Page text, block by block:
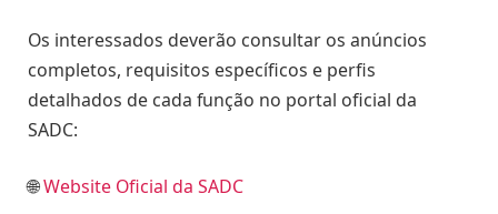
Os interessados deverão consultar os anúncios
completos, requisitos específicos e perfis
detalhados de cada função no portal oficial da
SADC:
🌐Website Oficial da SADC